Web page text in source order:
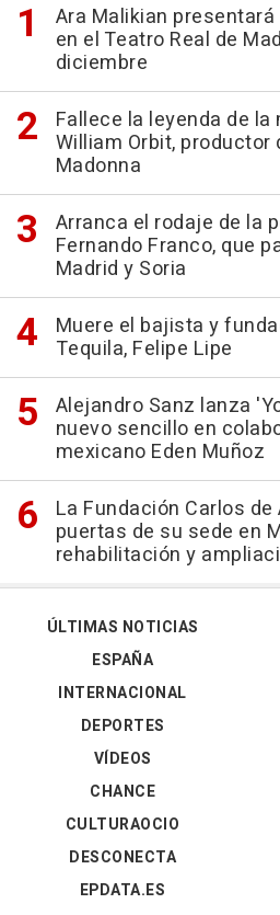
Ara Malikian
en el Teatro Real de
diciembre
Fallece la leyenda de
William Orbit,
Madonna
Arranca el rodaje de la
Fernando Franco, que
Madrid y Soria
Muere el bajista y
Tequila, Felipe Lipe
Alejandro Sanz lanza
nuevo sencillo en
mexicano Eden Muñoz
La Fundación Carlos
puertas de su sede en
rehabilitación y
ÚLTIMAS NOTICIAS
ESPAÑA
INTERNACIONAL
DEPORTES
VÍDEOS
CHANCE
CULTURAOCIO
DESCONECTA
EPDATA.ES